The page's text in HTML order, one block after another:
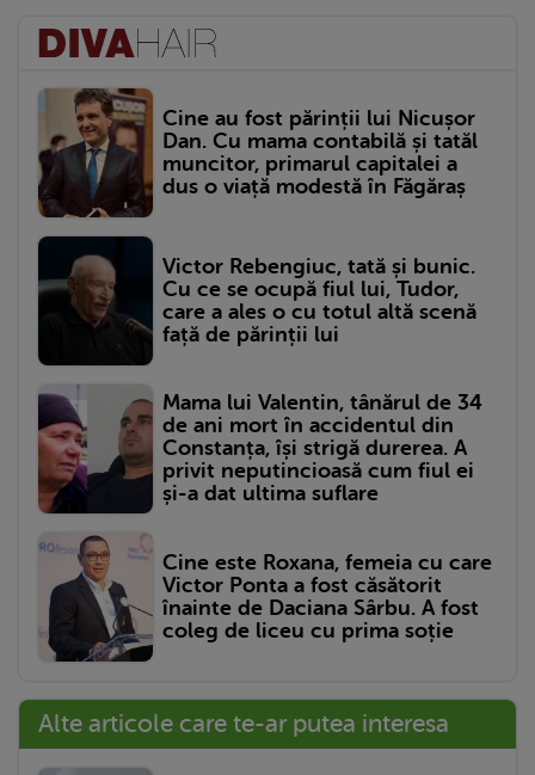
Cine au fost părinții lui Nicușor
Dan. Cu mama contabilă și tatăl
muncitor, primarul capitalei a
dus o viață modestă în Făgăraș
Victor Rebengiuc, tată și bunic.
Cu ce se ocupă fiul lui, Tudor,
care a ales o cu totul altă scenă
față de părinții lui
Mama lui Valentin, tânărul de 34
de ani mort în accidentul din
Constanța, își strigă durerea. A
privit neputincioasă cum fiul ei
și-a dat ultima suflare
Cine este Roxana, femeia cu care
Victor Ponta a fost căsătorit
înainte de Daciana Sârbu. A fost
coleg de liceu cu prima soție
Alte articole care te-ar putea interesa